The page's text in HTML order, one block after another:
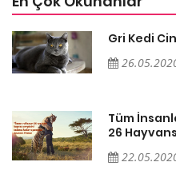
Gri Kedi
Tüm
26